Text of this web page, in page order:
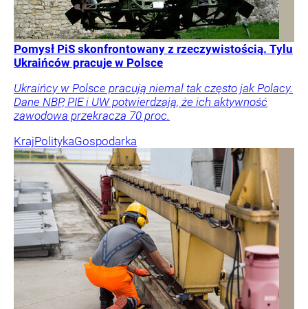
Pomysł PiS skonfrontowany z rzeczywistością. Tylu
Ukraińców pracuje w Polsce
Ukraińcy w Polsce pracują niemal tak często jak Polacy.
Dane NBP, PIE i UW potwierdzają, że ich aktywność
zawodowa przekracza 70 proc.
KrajPolitykaGospodarka